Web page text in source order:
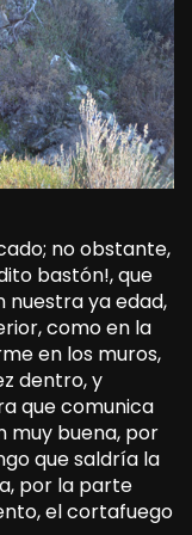
no obstante,
bastón!, que
nuestra ya edad,
como en la
en los muros,
dentro, y
que comunica
muy buena, por
que saldría la
por la parte
el cortafuego